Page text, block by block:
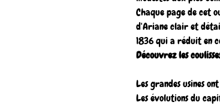
Chaque page de cet
d'Ariane clair et
1836 qui a réduit en
Découvrez les
Les grandes usines
Les évolutions du